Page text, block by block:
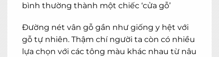
bình thường thành một chiếc ‘cửa gỗ’
Đường nét vân gỗ gần như giống y hệt với
gỗ tự nhiên. Thậm chí người ta còn có nhiều
lựa chọn với các tông màu khác nhau từ nâu